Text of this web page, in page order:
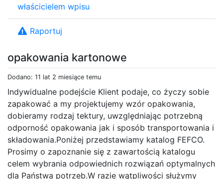
opakowania kartonowe
Dodano: 11 lat 2 miesiące temu
Indywidualne podejście Klient podaje, co życzy sobie
zapakować a my projektujemy wzór opakowania,
dobieramy rodzaj tektury, uwzględniając potrzebną
odporność opakowania jak i sposób transportowania i
składowania.Poniżej przedstawiamy katalog FEFCO.
Prosimy o zapoznanie się z zawartością katalogu
celem wybrania odpowiednich rozwiązań optymalnych
dla Państwa potrzeb.W razie wątpliwości służymy
właścicielem wpisu
Raportuj